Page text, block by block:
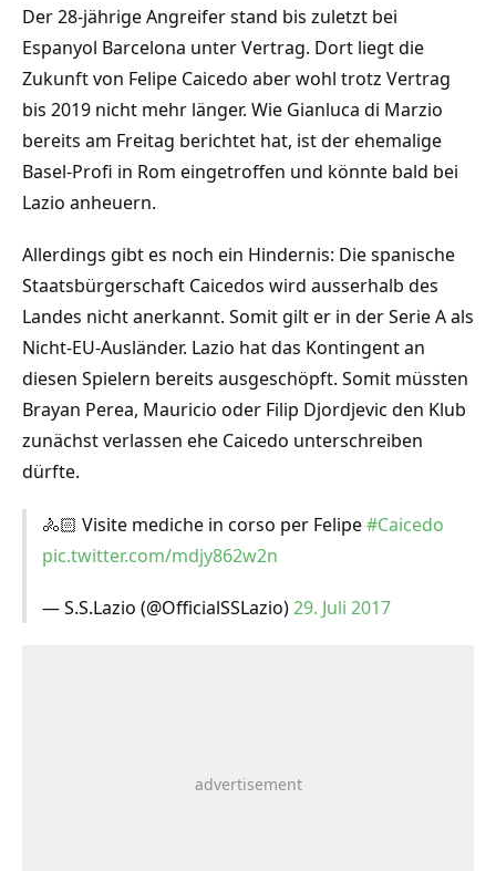
Der 28-jährige Angreifer stand bis zuletzt bei
Espanyol Barcelona unter Vertrag. Dort liegt die
Zukunft von Felipe Caicedo aber wohl trotz Vertrag
bis 2019 nicht mehr länger. Wie Gianluca di Marzio
bereits am Freitag berichtet hat, ist der ehemalige
Basel-Profi in Rom eingetroffen und könnte bald bei
Lazio anheuern.
Allerdings gibt es noch ein Hindernis: Die spanische
Staatsbürgerschaft Caicedos wird ausserhalb des
Landes nicht anerkannt. Somit gilt er in der Serie A als
Nicht-EU-Ausländer. Lazio hat das Kontingent an
diesen Spielern bereits ausgeschöpft. Somit müssten
Brayan Perea, Mauricio oder Filip Djordjevic den Klub
zunächst verlassen ehe Caicedo unterschreiben
dürfte.
🚴🏻 Visite mediche in corso per Felipe#Caicedo
pic.twitter.com/mdjy862w2n
— S.S.Lazio (@OfficialSSLazio)29. Juli 2017